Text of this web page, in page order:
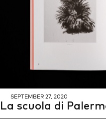
SEP­TEM­BER 27, 2020
La scuo­la di